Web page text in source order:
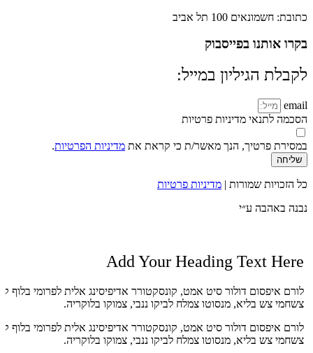
כתובת: חשמונאים 100 תל אביב
בקרו אותנו בפייסבוק
לקבלת הגיליון במייל:
email
הסכמה לתנאי מדיניות פרטיות
במסירת פרטיך, הנך מאשר/ת כי קראת את מדיניות הפרטיות.
שליחה
כל הזכויות שמורות | מדיניות פרטיות
נבנה באהבה ע״י
Add Your Heading Text Here
לורם איפסום דולור סיט אמט, קונסקטורר אדיפיסינג אלית לפרומי בלוף
צשחמי צש בליא, מנסוטו צמלח לביקו ננבי, צמוקו בלוקריה.
לורם איפסום דולור סיט אמט, קונסקטורר אדיפיסינג אלית לפרומי בלוף
צשחמי צש בליא, מנסוטו צמלח לביקו ננבי, צמוקו בלוקריה.